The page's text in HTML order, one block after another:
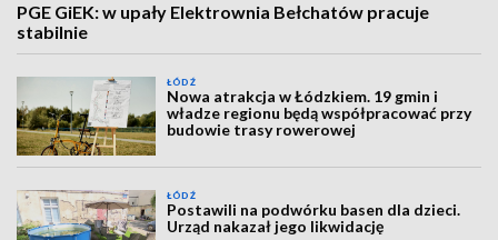
PGE GiEK: w upały Elektrownia Bełchatów pracuje
stabilnie
ŁÓDŹ
Nowa atrakcja w Łódzkiem. 19 gmin i
władze regionu będą współpracować przy
budowie trasy rowerowej
ŁÓDŹ
Postawili na podwórku basen dla dzieci.
Urząd nakazał jego likwidację